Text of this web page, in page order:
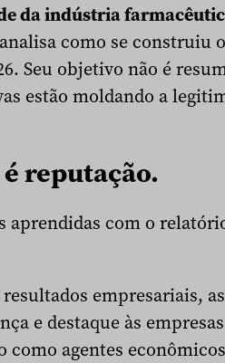
da indústria
como se
Seu objetivo não é
estão moldando a
reputação.
aprendidas com o
empresariais,
e destaque às
como agentes